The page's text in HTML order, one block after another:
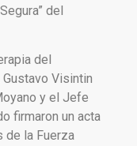
del
del
Visintin
y el Jefe
firmaron un acta
de la Fuerza